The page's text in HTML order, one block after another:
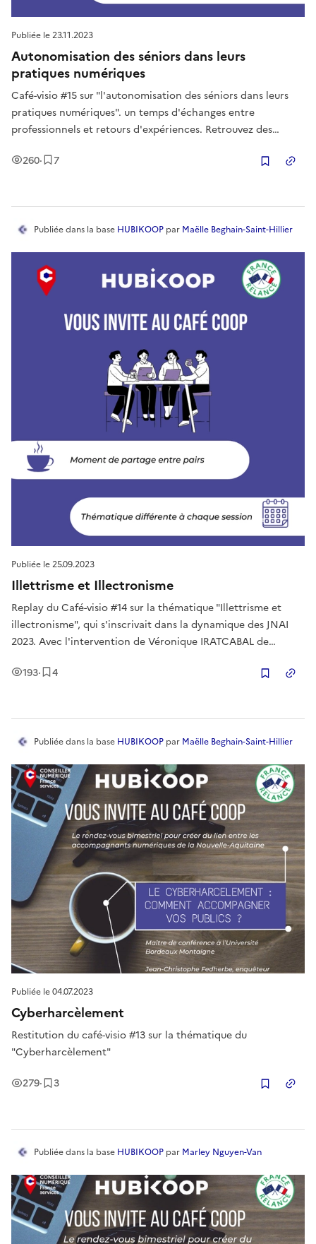
Publiée le23.11.2023
Autonomisation des séniors dans leurs
pratiques numériques
Café-visio #15 sur "l'autonomisation des séniors dans leurs
pratiques numériques". un temps d'échanges entre
professionnels et retours d'expériences. Retrouvez des
260Vues
· 7Enregistrement
Publiée le25.09.2023
Illettrisme et Illectronisme
Replay du Café-visio #14 sur la thématique "Illettrisme et
illectronisme", qui s'inscrivait dans la dynamique des JNAI
2023. Avec l'intervention de Véronique IRATCABAL de
193Vues
· 4Enregistrement
Publiéedans la base HUBIKOOP par Maëlle Beghain-Saint-Hillier
Publiée le04.07.2023
Cyberharcèlement
Restitution du café-visio #13 sur la thématique du
"Cyberharcèlement"
279Vues
· 3Enregistrement
Publiéedans la base HUBIKOOP par Maëlle Beghain-Saint-Hillier
Publiéedans la base HUBIKOOP par Marley Nguyen-Van